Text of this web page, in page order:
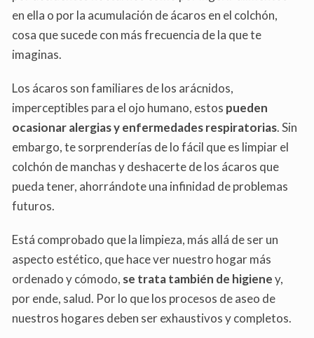
en ella o por la acumulación de ácaros en el colchón,
cosa que sucede con más frecuencia de la que te
imaginas.
Los ácaros son familiares de los arácnidos,
imperceptibles para el ojo humano, estos pueden
ocasionar alergias y enfermedades respiratorias. Sin
embargo, te sorprenderías de lo fácil que es limpiar el
colchón de manchas y deshacerte de los ácaros que
pueda tener, ahorrándote una infinidad de problemas
futuros.
Está comprobado que la limpieza, más allá de ser un
aspecto estético, que hace ver nuestro hogar más
ordenado y cómodo, se trata también de higieney,
por ende, salud. Por lo que los procesos de aseo de
nuestros hogares deben ser exhaustivos y completos.